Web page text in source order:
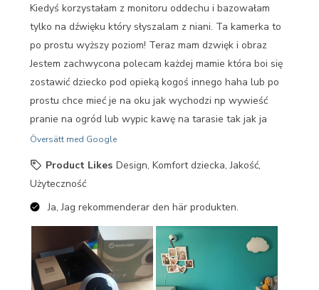
Kiedyś korzystałam z monitoru oddechu i bazowałam
tylko na dźwięku który słyszalam z niani. Ta kamerka to
po prostu wyższy poziom! Teraz mam dzwięk i obraz
Jestem zachwycona polecam każdej mamie która boi się
zostawić dziecko pod opieką kogoś innego haha lub po
prostu chce mieć je na oku jak wychodzi np wywieść
pranie na ogród lub wypic kawę na tarasie tak jak ja
Översätt med Google
Product Likes Design, Komfort dziecka, Jakość,
Użyteczność
Ja, Jag rekommenderar den här produkten.